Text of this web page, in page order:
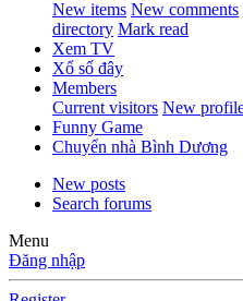
New items New comments
directory Mark read
Xem TV
Xổ số đây
Members
Current visitors New
Funny Game
Chuyển nhà Bình Dương
New posts
Search forums
Menu
Đăng nhập